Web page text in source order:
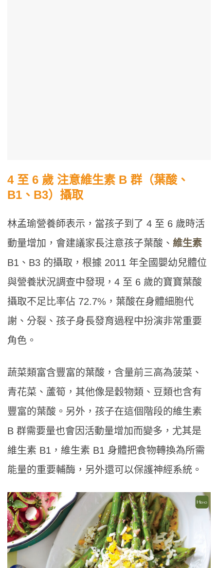
4 至 6 歲 注意維生素 B 群（葉酸、
B1、B3）攝取
林孟瑜營養師表示，當孩子到了 4 至 6 歲時活
動量增加，會建議家長注意孩子葉酸、 維生素
B1、B3 的攝取，根據 2011 年全國嬰幼兒體位
與營養狀況調查中發現，4 至 6 歲的寶寶葉酸
攝取不足比率佔 72.7%，葉酸在身體細胞代
謝、分裂、孩子身長發育過程中扮演非常重要
角色。
蔬菜類富含豐富的葉酸，含量前三高為菠菜、
青花菜、蘆筍，其他像是穀物類、豆類也含有
豐富的葉酸。另外，孩子在這個階段的維生素
B 群需要量也會因活動量增加而變多，尤其是
維生素 B1，維生素 B1 身體把食物轉換為所需
能量的重要輔酶，另外還可以保護神經系統。